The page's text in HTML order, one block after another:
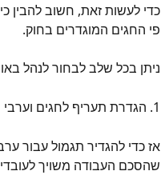
כדי לעשות זאת, חשוב להבין
פי החגים המוגדרים בחוק.
ניתן בכל שלב לבחור לנהל
1. הגדרת תעריף לחגים וערבי חג דרך הסכם העבודה
אז כדי להגדיר תגמול עבור
שהסכם העבודה משויך